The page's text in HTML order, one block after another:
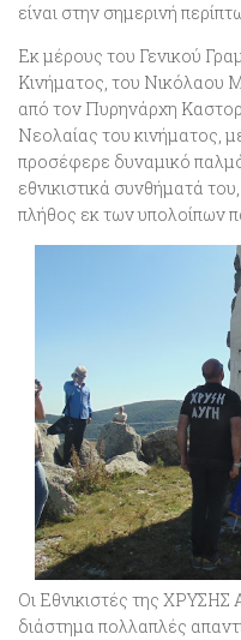
είναι στην σημερινή
Εκ μέρους του Γενικού
Κινήματος, του Νικόλαου
από τον Πυρηνάρχη
Νεολαίας του κινήματος,
προσέφερε δυναμικό
εθνικιστικά συνθήματά
πλήθος εκ των υπολοίπων
Οι Εθνικιστές της ΧΡΥΣΗΣ
διάστημα πολλαπλές